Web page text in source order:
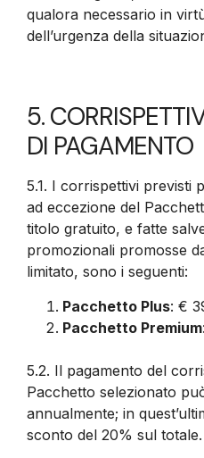
qualora necessario in
dell’urgenza della
5.
DI PAGAMENTO
5.1. I corrispettivi previsti
ad eccezione del
titolo gratuito, e fatte
promozionali promosse
limitato, sono i seguenti:
Pacchetto Plus: €
Pacchetto Premium
5.2. Il pagamento del
Pacchetto selezionato
annualmente; in
sconto del 20% sul totale.